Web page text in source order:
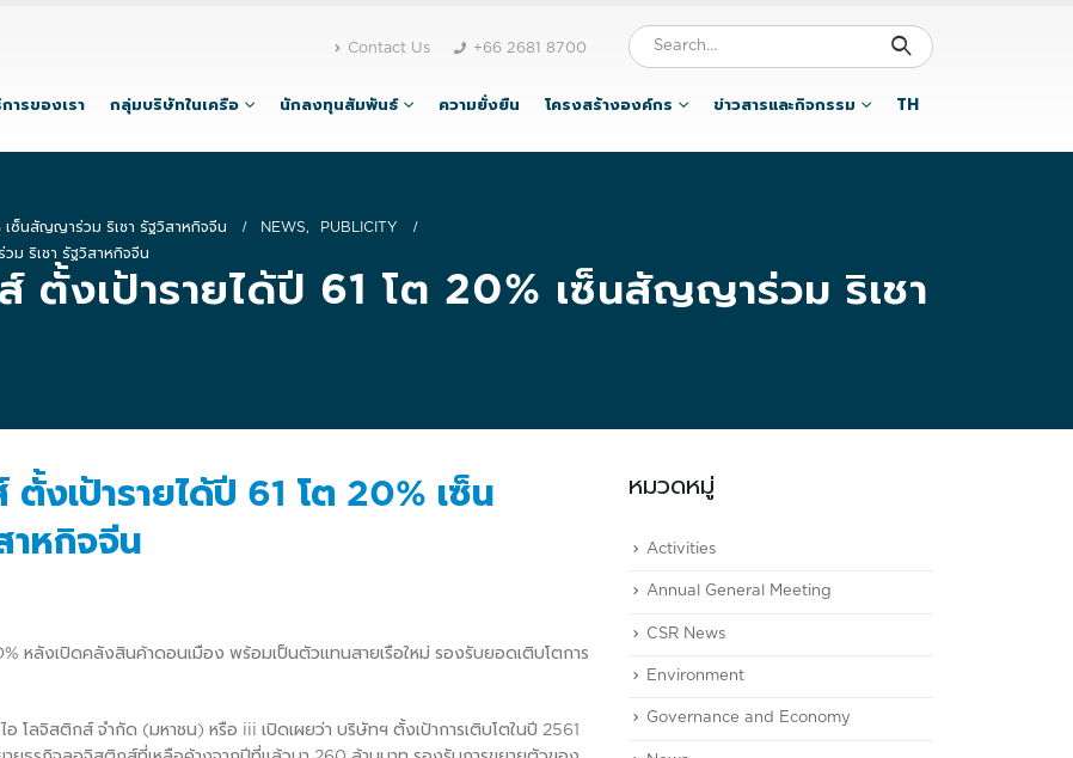
Contact Us +66 2681 8700
ารของเรา กลุ่มบริษัทในเครือ นักลงทุนสัมพันธ์ ความยั่งยืน โครงสร้างองค์กร ข่าวสารและกิจกรรม TH
เซ็นสัญญาร่วม ริเชา รัฐวิสาหกิจจีน NEWS,
PUBLICITY
ม ริเชา รัฐวิสาหกิจจีน
ตั้งเป้ารายได้ปี 61 โต 20% เซ็นสัญญาร่วม ริเชา
งเป้ารายได้ปี 61 โต 20% เซ็น
าหกิจจีน
หลังเปิดคลังสินค้าดอนเมือง พร้อมเป็นตัวแทนสายเรือใหม่ รองรับยอดเติบโตการ
โลจิสติกส์ จำกัด (มหาชน) หรือ iii เปิดเผยว่า บริษัทฯ ตั้งเป้าการเติบโตในปี 2561
หมวดหมู่
Activities
Annual General Meeting
CSR News
Environment
Governance and Economy